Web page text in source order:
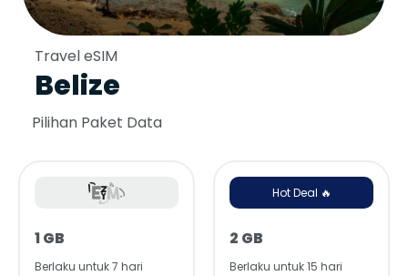
Travel eSIM
Belize
Pilihan Paket Data
1 GB
Berlaku untuk 7 hari
Hot Deal 🔥
2 GB
Berlaku untuk 15 hari